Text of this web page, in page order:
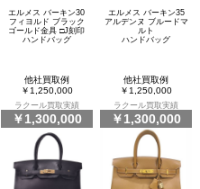
エルメス バーキン30
フィヨルド ブラック
ゴールド金具 □J刻印
ハンドバッグ
他社買取例
￥1,250,000
ラクール買取実績
￥1,300,000
エルメス バーキン35
アルデンヌ ブルードマ
ルト
ハンドバッグ
他社買取例
￥1,250,000
ラクール買取実績
￥1,300,000